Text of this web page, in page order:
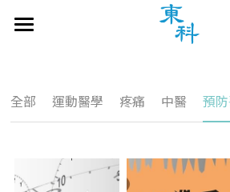
認知障礙症中醫診療專區
天灸治療
專題探討
全部 運動醫學 疼痛 中醫 預